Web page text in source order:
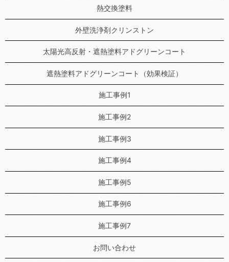
熱交換塗料
外壁洗浄剤クリンストン
太陽光高反射・遮熱塗料アドグリーンコート
遮熱塗料アドグリーンコート（効果検証）
施工事例1
施工事例2
施工事例3
施工事例4
施工事例5
施工事例6
施工事例7
お問い合わせ